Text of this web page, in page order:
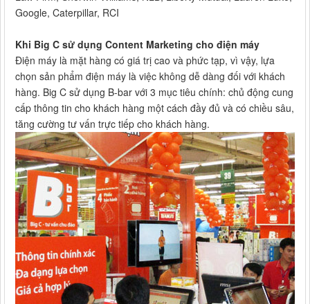
Google, Caterpillar, RCI
Khi Big C sử dụng Content Marketing cho điện máy
Điện máy là mặt hàng có giá trị cao và phức tạp, vì vậy, lựa
chọn sản phẩm điện máy là việc không dễ dàng đối với khách
hàng. Big C sử dụng B-bar với 3 mục tiêu chính: chủ động cung
cấp thông tin cho khách hàng một cách đầy đủ và có chiều sâu,
tăng cường tư vấn trực tiếp cho khách hàng.